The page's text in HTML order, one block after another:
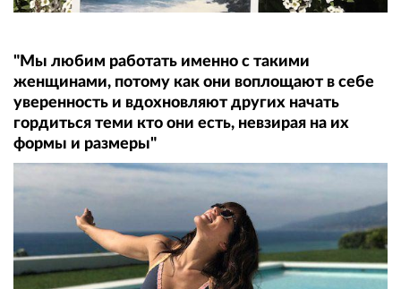
"Мы любим работать именно с такими
женщинами, потому как они воплощают в себе
уверенность и вдохновляют других начать
гордиться теми кто они есть, невзирая на их
формы и размеры"